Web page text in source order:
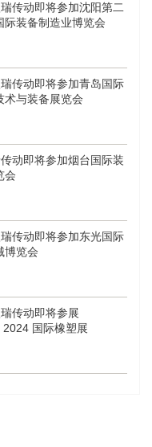
传动即将参加沈阳第二
际装备制造业博览会
传动即将参加青岛国际
术与装备展览会
动即将参加烟台国际装
会
传动即将参加东光国际
博览会
传动即将参展
2024 国际橡塑展